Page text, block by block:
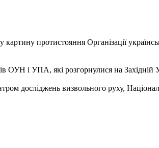
протистояння Організації
ОУН і УПА, які розгорнулися на Західній
досліджень визвольного руху,